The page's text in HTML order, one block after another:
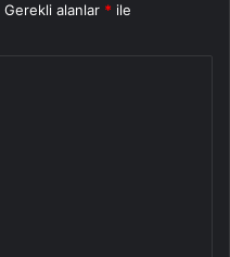
Gerekli alanlar * ile